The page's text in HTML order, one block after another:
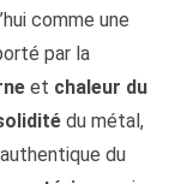
comme une
par la
et chaleur du
du métal,
du